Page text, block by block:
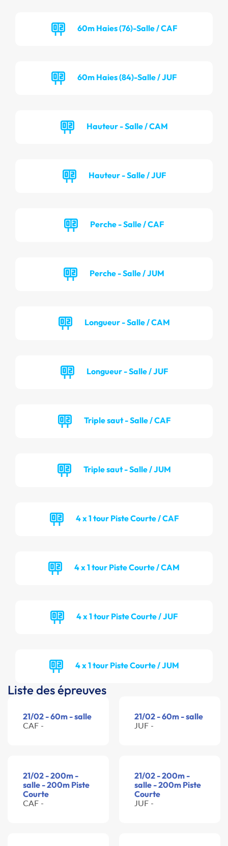
60m Haies (76)-Salle / CAF
60m Haies (84)-Salle / JUF
Hauteur - Salle / CAM
Hauteur - Salle / JUF
Perche - Salle / CAF
Perche - Salle / JUM
Longueur - Salle / CAM
Longueur - Salle / JUF
Triple saut - Salle / CAF
Triple saut - Salle / JUM
4 x 1 tour Piste Courte / CAF
4 x 1 tour Piste Courte / CAM
4 x 1 tour Piste Courte / JUF
4 x 1 tour Piste Courte / JUM
Liste des épreuves
21/02 - 60m - salle
CAF -
21/02 - 60m - salle
JUF -
21/02 - 200m -
salle - 200m Piste
Courte
CAF -
21/02 - 200m -
salle - 200m Piste
Courte
JUF -